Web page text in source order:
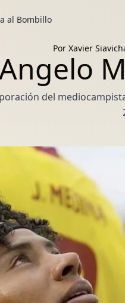
al Bombillo
Por Xavier
Angelo
del